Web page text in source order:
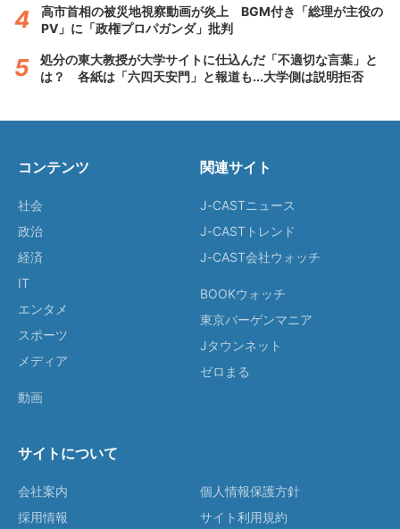
高市首相の被災地視察動画が炎上 BGM付き「総理が主役の
PV」に「政権プロパガンダ」批判
処分の東大教授が大学サイトに仕込んだ「不適切な言葉」と
は？ 各紙は「六四天安門」と報道も...大学側は説明拒否
コンテンツ
社会
政治
経済
IT
エンタメ
スポーツ
メディア
動画
関連サイト
J-CASTニュース
J-CASTトレンド
J-CAST会社ウォッチ
BOOKウォッチ
東京バーゲンマニア
Jタウンネット
ゼロまる
サイトについて
会社案内
採用情報
個人情報保護方針
サイト利用規約